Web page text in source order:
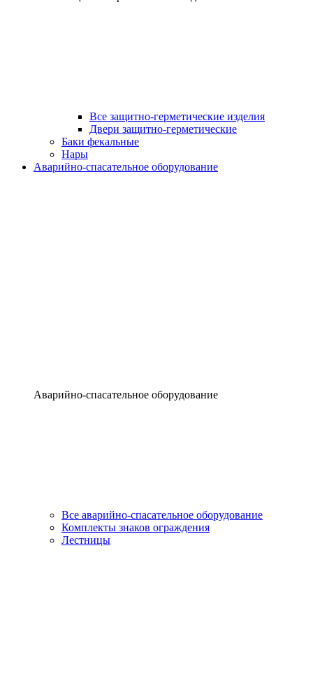
Все защитно-герметические изделия
Двери защитно-герметические
Баки фекальные
Нары
Аварийно-спасательное оборудование
Аварийно-спасательное оборудование
Все аварийно-спасательное оборудование
Комплекты знаков ограждения
Лестницы